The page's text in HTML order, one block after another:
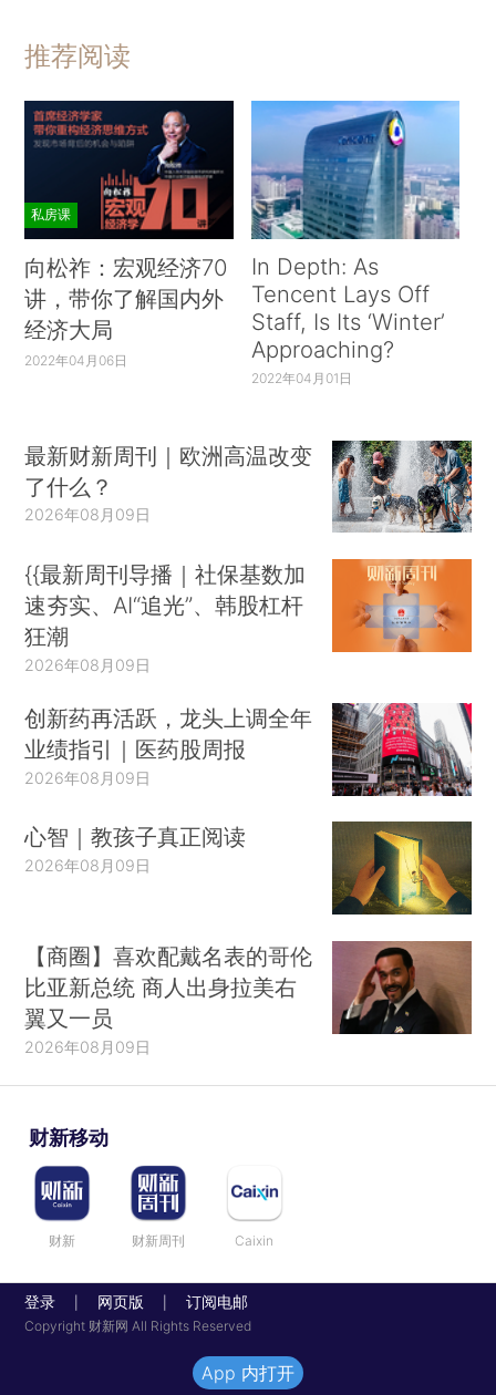
推荐阅读
私房课
向松祚：宏观经济70
讲，带你了解国内外
经济大局
2022年04月06日
In Depth: As
Tencent Lays Off
Staff, Is Its ‘Winter’
Approaching?
2022年04月01日
最新财新周刊｜欧洲高温改变
了什么？
2026年08月09日
{{最新周刊导播｜社保基数加
速夯实、AI“追光”、韩股杠杆
狂潮
2026年08月09日
创新药再活跃，龙头上调全年
业绩指引｜医药股周报
2026年08月09日
心智｜教孩子真正阅读
2026年08月09日
【商圈】喜欢配戴名表的哥伦
比亚新总统 商人出身拉美右
翼又一员
2026年08月09日
财新移动
财新 财新周刊 Caixin
登录 网页版 订阅电邮
Copyright 财新网 All Rights Reserved
App 内打开